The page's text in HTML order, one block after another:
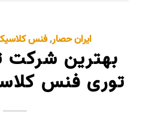
ایران حصار,فنس
بهترین شرکت
توری فنس